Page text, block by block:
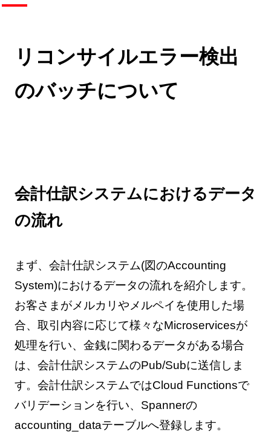
リコンサイルエラー検出
のバッチについて
会計仕訳システムにおけるデータ
の流れ
まず、会計仕訳システム(図のAccounting
System)におけるデータの流れを紹介します。
お客さまがメルカリやメルペイを使用した場
合、取引内容に応じて様々なMicroservicesが
処理を行い、金銭に関わるデータがある場合
は、会計仕訳システムのPub/Subに送信しま
す。会計仕訳システムではCloud Functionsで
バリデーションを行い、Spannerの
accounting_dataテーブルへ登録します。